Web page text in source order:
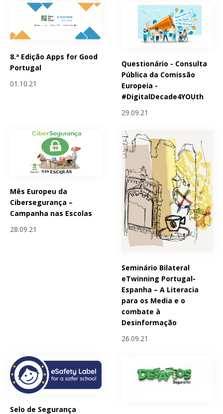
8.ª Edição Apps for Good
Portugal
01.10.21
Questionário - Consulta
Pública da Comissão
Europeia -
#DigitalDecade4YOUth
29.09.21
Mês Europeu da
Cibersegurança –
Campanha nas Escolas
28.09.21
Seminário Bilateral
eTwinning Portugal-
Espanha – A Literacia
para os Media e o
combate à
Desinformação
26.09.21
Selo de Segurança